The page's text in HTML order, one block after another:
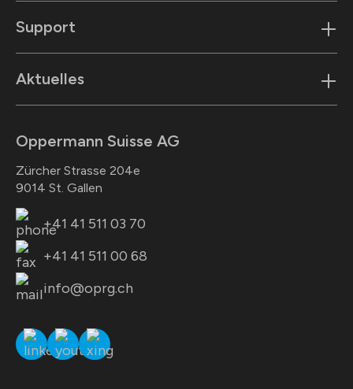
Oppermann Suisse AG
Zürcher Strasse 204e
9014 St. Gallen
+41 41 511 03 70
+41 41 511 00 68
info@oprg.ch
Support
Aktuelles